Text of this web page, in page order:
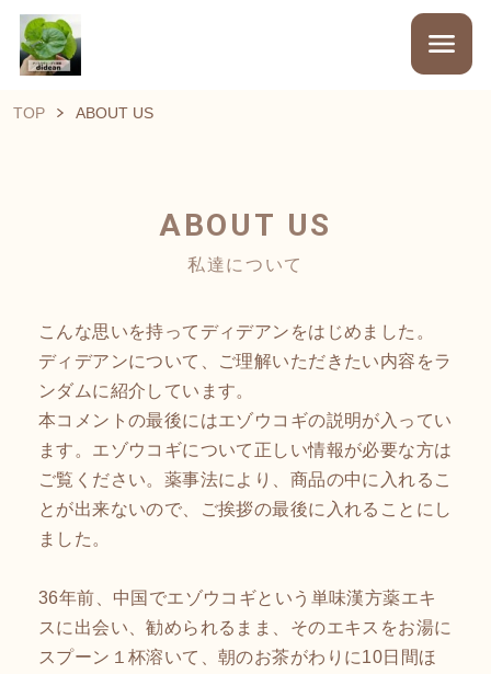
TOP ABOUT US
ABOUT US
私達について
こんな思いを持ってディデアンをはじめました。
ディデアンについて、ご理解いただきたい内容をラ
ンダムに紹介しています。
本コメントの最後にはエゾウコギの説明が入ってい
ます。エゾウコギについて正しい情報が必要な方は
ご覧ください。薬事法により、商品の中に入れるこ
とが出来ないので、ご挨拶の最後に入れることにし
ました。
36年前、中国でエゾウコギという単味漢方薬エキ
スに出会い、勧められるまま、そのエキスをお湯に
スプーン１杯溶いて、朝のお茶がわりに10日間ほ